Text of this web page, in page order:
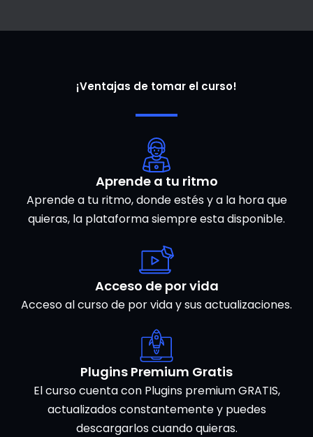
¡Ventajas de tomar el curso!
Aprende a tu ritmo
Aprende a tu ritmo, donde estés y a la hora que
quieras, la plataforma siempre esta disponible.
Acceso de por vida
Acceso al curso de por vida y sus actualizaciones.
Plugins Premium Gratis
El curso cuenta con Plugins premium GRATIS,
actualizados constantemente y puedes
descargarlos cuando quieras.